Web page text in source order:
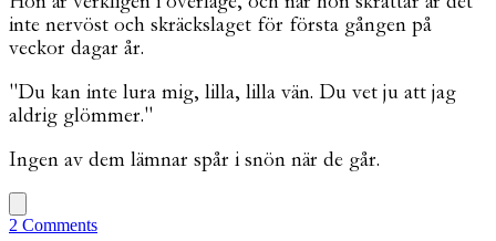
inte nervöst och skräckslaget för första gången på
veckor dagar år.
"Du kan inte lura mig, lilla, lilla vän. Du vet ju att jag
aldrig glömmer."
Ingen av dem lämnar spår i snön när de går.
2 Comments